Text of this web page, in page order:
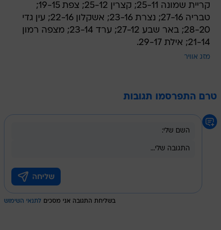
28-20; באר שבע 27-12; ערד 23-14; מצפה רמון
21-14; אילת 29-17.
מזג אוויר
בשליחת התגובה אני מסכים לתנאי השימוש